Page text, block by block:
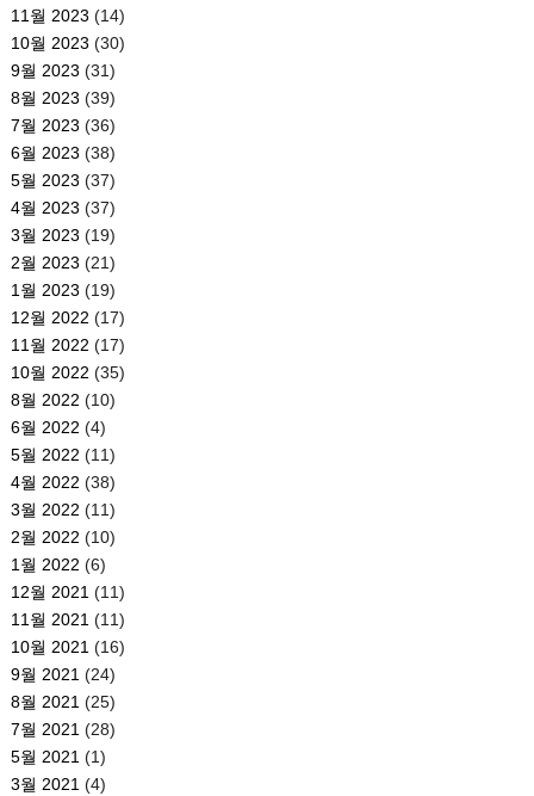
11월 2023 (14)
10월 2023 (30)
9월 2023 (31)
8월 2023 (39)
7월 2023 (36)
6월 2023 (38)
5월 2023 (37)
4월 2023 (37)
3월 2023 (19)
2월 2023 (21)
1월 2023 (19)
12월 2022 (17)
11월 2022 (17)
10월 2022 (35)
8월 2022 (10)
6월 2022 (4)
5월 2022 (11)
4월 2022 (38)
3월 2022 (11)
2월 2022 (10)
1월 2022 (6)
12월 2021(11)
11월 2021(11)
10월 2021(16)
9월 2021(24)
8월 2021(25)
7월 2021(28)
5월 2021(1)
3월 2021(4)